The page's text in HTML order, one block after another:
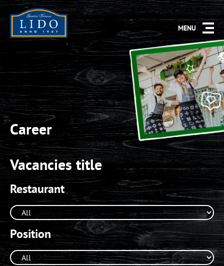
MENU
Career
Vacancies title
Restaurant
Position